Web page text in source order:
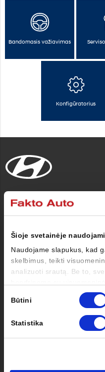
Šioje svetainėje
Naudojame slapukus, kad
skelbimus, teikti
analizuoti srautą. Be to,
analizės partneriais, kurie
pateiktos arba naudojant
Būtini
Statistika
Bandomasis važiavimas
Konfigūratorius
Automobiliai
Pirkėjui
Savininkui
Apie mus